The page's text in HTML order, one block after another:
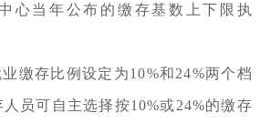
心当年公布的缴存基数上下限执
业缴存比例设定为10%和24%两个档
员可自主选择按10%或24%的缴存